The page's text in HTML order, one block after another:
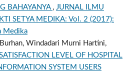
BAHAYANYA , JURNAL ILMU
SETYA MEDIKA: Vol. 2 (2017):
Medika
Windadari Murni Hartini,
LEVEL OF HOSPITAL
SYSTEM USERS